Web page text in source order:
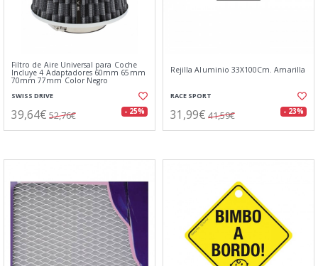
Filtro de Aire Universal para Coche
Incluye 4 Adaptadores 60mm 65mm
70mm 77mm Color Negro
SWISS DRIVE
39,64€ 52,76€ - 25%
Rejilla Aluminio 33X100Cm. Amarilla
RACE SPORT
31,99€ 41,59€ - 23%